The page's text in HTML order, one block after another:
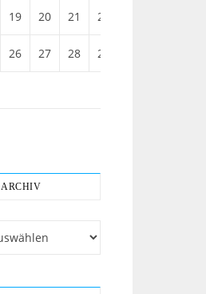
19 20 21 22
26 27 28 29
ARCHIV